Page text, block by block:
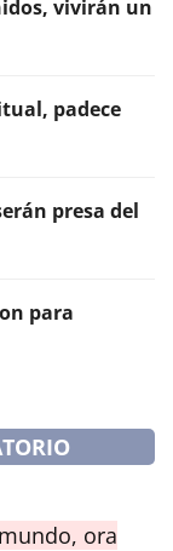
vivirán un
padece
presa del
para
ora